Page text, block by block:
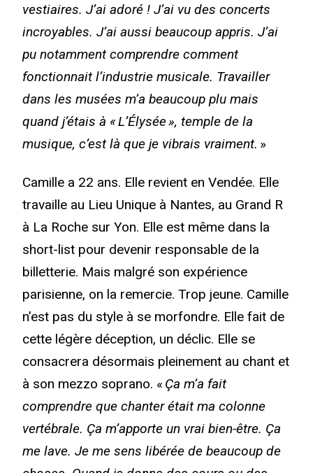
vestiaires. J’ai adoré ! J’ai vu des concerts
incroyables. J’ai aussi beaucoup appris. J’ai
pu notamment comprendre comment
fonctionnait l’industrie musicale. Travailler
dans les musées m’a beaucoup plu mais
quand j’étais à « L’Élysée », temple de la
musique, c’est là que je vibrais vraiment. »
Camille a 22 ans. Elle revient en Vendée. Elle
travaille au Lieu Unique à Nantes, au Grand R
à La Roche sur Yon. Elle est même dans la
short-list pour devenir responsable de la
billetterie. Mais malgré son expérience
parisienne, on la remercie. Trop jeune. Camille
n’est pas du style à se morfondre. Elle fait de
cette légère déception, un déclic. Elle se
consacrera désormais pleinement au chant et
à son mezzo soprano. « Ça m’a fait
comprendre que chanter était ma colonne
vertébrale. Ça m’apporte un vrai bien-être. Ça
me lave. Je me sens libérée de beaucoup de